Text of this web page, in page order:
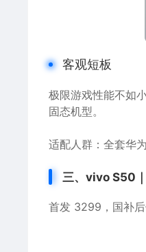
客观短板
极限游戏性能不如
固态机型。
适配人群：全套华
三、vivo S50
首发 3299，国补后